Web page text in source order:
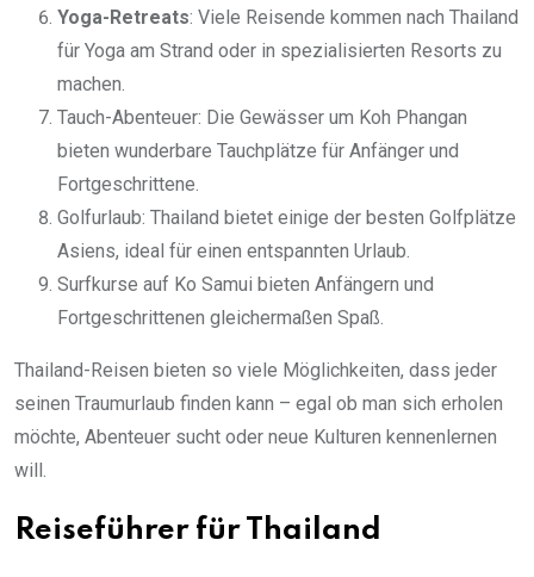
Yoga-Retreats: Viele Reisende kommen nach Thailand
für Yoga am Strand oder in spezialisierten Resorts zu
machen.
Tauch-Abenteuer: Die Gewässer um Koh Phangan
bieten wunderbare Tauchplätze für Anfänger und
Fortgeschrittene.
Golfurlaub: Thailand bietet einige der besten Golfplätze
Asiens, ideal für einen entspannten Urlaub.
Surfkurse auf Ko Samui bieten Anfängern und
Fortgeschrittenen gleichermaßen Spaß.
Thailand-Reisen bieten so viele Möglichkeiten, dass jeder
seinen Traumurlaub finden kann – egal ob man sich erholen
möchte, Abenteuer sucht oder neue Kulturen kennenlernen
will.
Reiseführer für Thailand